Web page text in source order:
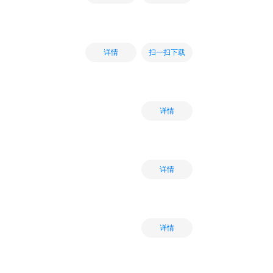
详情 扫一扫下载
详情
详情
详情